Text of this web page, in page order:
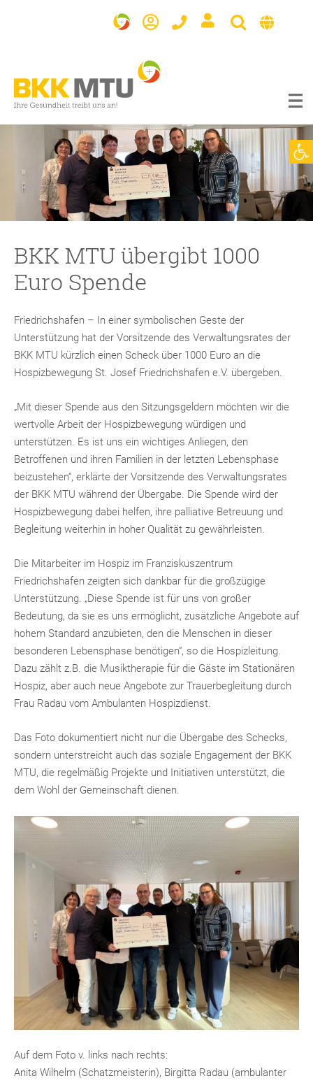
MTU
BKK MTU übergibt 1000
Euro Spende
Friedrichshafen – In einer symbolischen Geste der
Unterstützung hat der Vorsitzende des Verwaltungsrates der
BKK MTU kürzlich einen Scheck über 1000 Euro an die
Hospizbewegung St. Josef Friedrichshafen e.V. übergeben.
„Mit dieser Spende aus den Sitzungsgeldern möchten wir die
wertvolle Arbeit der Hospizbewegung würdigen und
unterstützen. Es ist uns ein wichtiges Anliegen, den
Betroffenen und ihren Familien in der letzten Lebensphase
beizustehen“, erklärte der Vorsitzende des Verwaltungsrates
der BKK MTU während der Übergabe. Die Spende wird der
Hospizbewegung dabei helfen, ihre palliative Betreuung und
Begleitung weiterhin in hoher Qualität zu gewährleisten.
Die Mitarbeiter im Hospiz im Franziskuszentrum
Friedrichshafen zeigten sich dankbar für die großzügige
Unterstützung. „Diese Spende ist für uns von großer
Bedeutung, da sie es uns ermöglicht, zusätzliche Angebote auf
hohem Standard anzubieten, den die Menschen in dieser
besonderen Lebensphase benötigen“, so die Hospizleitung.
Dazu zählt z.B. die Musiktherapie für die Gäste im Stationären
Hospiz, aber auch neue Angebote zur Trauerbegleitung durch
Frau Radau vom Ambulanten Hospizdienst.
Das Foto dokumentiert nicht nur die Übergabe des Schecks,
sondern unterstreicht auch das soziale Engagement der BKK
MTU, die regelmäßig Projekte und Initiativen unterstützt, die
dem Wohl der Gemeinschaft dienen.
Auf dem Foto v. links nach rechts:
Anita Wilhelm (Schatzmeisterin), Birgitta Radau (ambulanter